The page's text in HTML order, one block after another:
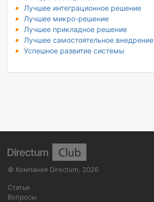
Лучшее интеграционное решение
Лучшее микро-решение
Лучшее прикладное решение
Лучшее самостоятельное внедрение
Успешное развитие системы
© Компания Directum 2026
Статьи
Вопросы